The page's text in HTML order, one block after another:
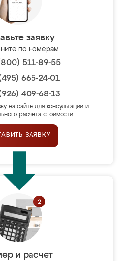
заявку
по номерам
511-89-55
665-24-01
409-68-13
на сайте для консультации и
расчёта стоимости.
ЗАЯВКУ
и расчет